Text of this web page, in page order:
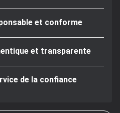
et conforme
et transparente
de la confiance